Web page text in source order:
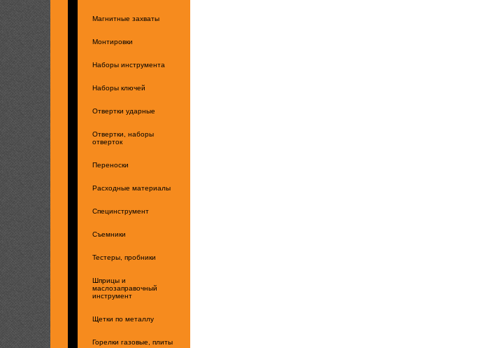
Магнитные захваты
Монтировки
Наборы инструмента
Наборы ключей
Отвертки ударные
Отвертки, наборы
отверток
Переноски
Расходные материалы
Специнструмент
Съемники
Тестеры, пробники
Шприцы и
маслозаправочный
инструмент
Щетки по металлу
Горелки газовые, плиты